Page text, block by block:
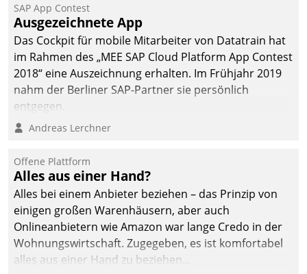
SAP App Contest
Ausgezeichnete App
Das Cockpit für mobile Mitarbeiter von Datatrain hat
im Rahmen des „MEE SAP Cloud Platform App Contest
2018“ eine Auszeichnung erhalten. Im Frühjahr 2019
nahm der Berliner SAP-Partner sie persönlich
entgegen.
Andreas Lerchner
Offene Plattform
Alles aus einer Hand?
Alles bei einem Anbieter beziehen – das Prinzip von
einigen großen Warenhäusern, aber auch
Onlineanbietern wie Amazon war lange Credo in der
Wohnungswirtschaft. Zugegeben, es ist komfortabel
alles aus einer Hand zu beziehen...